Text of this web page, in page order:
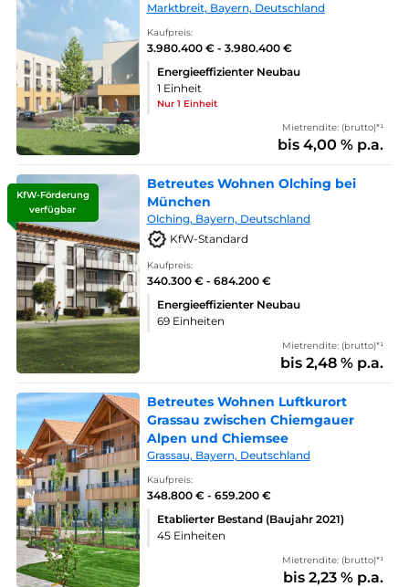
Marktbreit, Bayern, Deutschland
Kaufpreis:
3.980.400 € - 3.980.400 €
Energieeffizienter Neubau
1 Einheit
Nur 1 Einheit
Mietrendite: (brutto)*¹
bis 4,00 % p.a.
KfW-Förderung
verfügbar
Betreutes Wohnen Olching bei
München
Olching, Bayern, Deutschland
KfW-Standard
Kaufpreis:
340.300 € - 684.200 €
Energieeffizienter Neubau
69 Einheiten
Mietrendite: (brutto)*¹
bis 2,48 % p.a.
Betreutes Wohnen Luftkurort
Grassau zwischen Chiemgauer
Alpen und Chiemsee
Grassau, Bayern, Deutschland
Kaufpreis:
348.800 € - 659.200 €
Etablierter Bestand (Baujahr 2021)
45 Einheiten
Mietrendite: (brutto)*¹
bis 2,23 % p.a.